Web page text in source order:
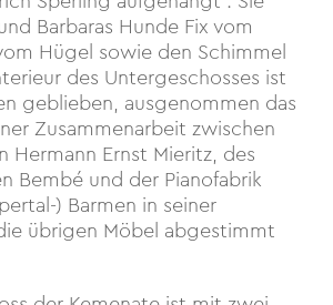
Barbaras Hunde Fix vom
Hügel sowie den Schimmel
des Untergeschosses ist
geblieben, ausgenommen das
Zusammenarbeit zwischen
Hermann Ernst Mieritz, des
Bembé und der Pianofabrik
) Barmen in seiner
übrigen Möbel abgestimmt